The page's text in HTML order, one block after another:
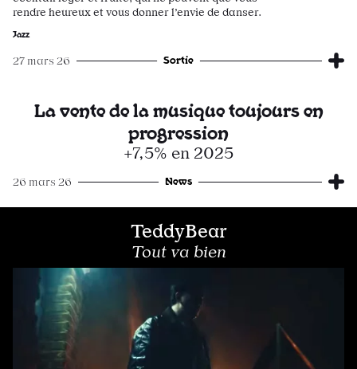
rendre heureux et vous donner l’envie de danser.
Jazz
27 mars 26 Sortie
La vente de la musique toujours en
progression
+7,5% en 2025
26 mars 26 News
TeddyBear
Tout va bien